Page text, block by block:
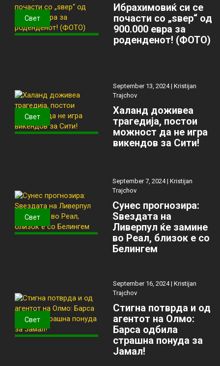
Свет
Ибрахимовиќ си се
почасти со „ѕвер“ од
900.000 евра за
роденденот! (ФОТО)
Свет
September 13, 2024 |Kristijan
Trajchov
Халанд доживеа
трагедија, постои
можност да не игра
викендов за Сити!
Свет
September 7, 2024 |Kristijan
Trajchov
Сунес прогнозира:
Ѕвездата на
Ливерпул ќе замине
во Реал, близок е со
Белингем
Свет
September 16, 2024 | Kristijan
Trajchov
Стигна потврда и од
агентот на Олмо:
Барса одбила
страшна понуда за
Јамал!